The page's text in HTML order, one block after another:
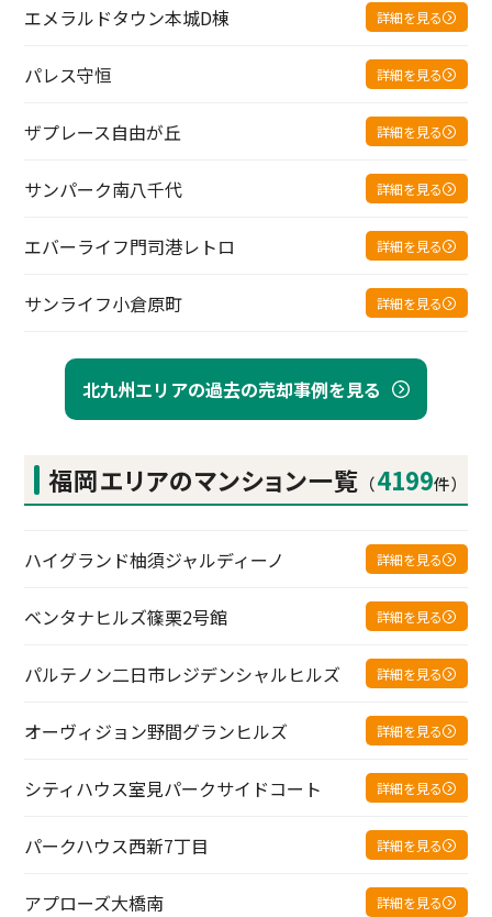
北九州エリアの過去の売却事例を見る
エメラルドタウン本城D棟 詳細を見る
パレス守恒 詳細を見る
ザプレース自由が丘 詳細を見る
サンパーク南八千代 詳細を見る
エバーライフ門司港レトロ 詳細を見る
サンライフ小倉原町 詳細を見る
福岡エリアのマンション一覧 （4199件）
ハイグランド柚須ジャルディーノ 詳細を見る
ベンタナヒルズ篠栗2号館 詳細を見る
パルテノン二日市レジデンシャルヒルズ 詳細を見る
オーヴィジョン野間グランヒルズ 詳細を見る
シティハウス室見パークサイドコート 詳細を見る
パークハウス西新7丁目 詳細を見る
アプローズ大橋南 詳細を見る